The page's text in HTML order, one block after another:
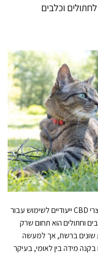
שימוש ב-CBD לייצור, מחקר ופיתוח של מוצרי CBD ייעודיים לשימוש עבור
וחתולים הוא תחום שרק
שונים ברשת, אך למעשה
מידה בין לאומי, בעיקר